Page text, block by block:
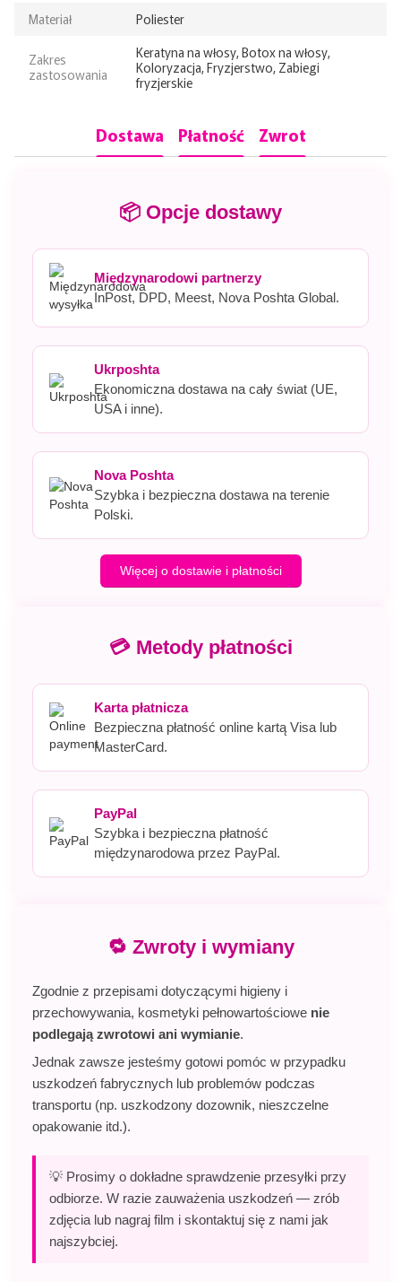
Materiał Poliester
Zakres
zastosowania
Keratyna na włosy, Botox na włosy,
Koloryzacja, Fryzjerstwo, Zabiegi
fryzjerskie
Dostawa Płatność Zwrot
📦 Opcje dostawy
Międzynarodowi partnerzy
InPost, DPD, Meest, Nova Poshta Global.
Ukrposhta
Ekonomiczna dostawa na cały świat (UE,
USA i inne).
Nova Poshta
Szybka i bezpieczna dostawa na terenie
Polski.
Więcej o dostawie i płatności
💳 Metody płatności
Karta płatnicza
Bezpieczna płatność online kartą Visa lub
MasterCard.
PayPal
Szybka i bezpieczna płatność
międzynarodowa przez PayPal.
🔁 Zwroty i wymiany
Zgodnie z przepisami dotyczącymi higieny i
przechowywania, kosmetyki pełnowartościowe nie
podlegają zwrotowi ani wymianie.
Jednak zawsze jesteśmy gotowi pomóc w przypadku
uszkodzeń fabrycznych lub problemów podczas
transportu (np. uszkodzony dozownik, nieszczelne
opakowanie itd.).
💡 Prosimy o dokładne sprawdzenie przesyłki przy
odbiorze. W razie zauważenia uszkodzeń — zrób
zdjęcia lub nagraj film i skontaktuj się z nami jak
najszybciej.